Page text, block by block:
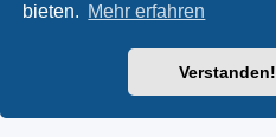
bieten. Mehr erfahren
Verstanden!